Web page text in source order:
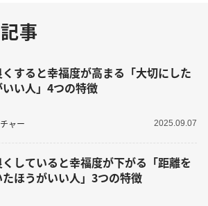
事
すると幸福度が高まる「大切にした
い人」4つの特徴
ャー 2025.09.07
していると幸福度が下がる「距離を
たほうがいい人」3つの特徴